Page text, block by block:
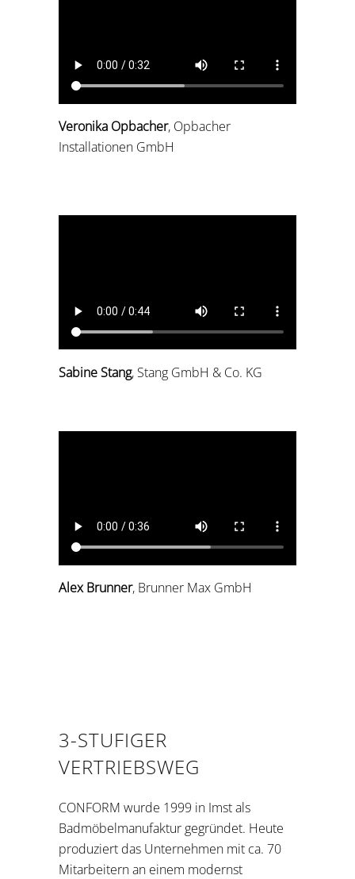
Veronika Opbacher, Opbacher
Installationen GmbH
Sabine Stang, Stang GmbH & Co. KG
Alex Brunner, Brunner Max GmbH
3-STUFIGER
VERTRIEBSWEG
CONFORM wurde 1999 in Imst als
Badmöbelmanufaktur gegründet. Heute
produziert das Unternehmen mit ca. 70
Mitarbeitern an einem modernst